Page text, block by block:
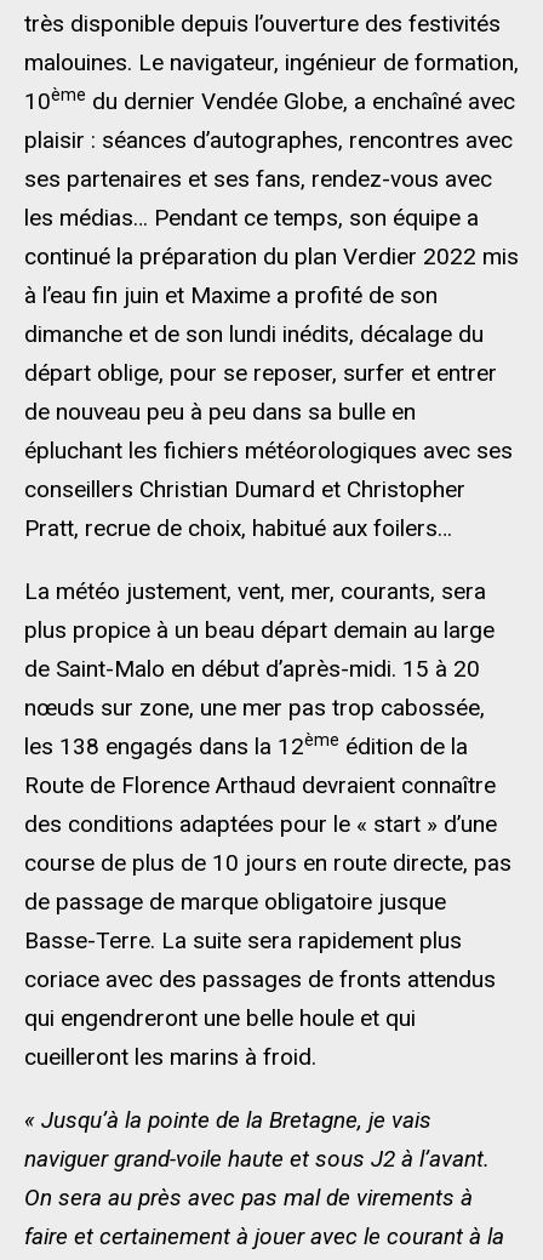
très disponible depuis l’ouverture des festivités
malouines. Le navigateur, ingénieur de formation,
10ème du dernier Vendée Globe, a enchaîné avec
plaisir : séances d’autographes, rencontres avec
ses partenaires et ses fans, rendez-vous avec
les médias… Pendant ce temps, son équipe a
continué la préparation du plan Verdier 2022 mis
à l’eau fin juin et Maxime a profité de son
dimanche et de son lundi inédits, décalage du
départ oblige, pour se reposer, surfer et entrer
de nouveau peu à peu dans sa bulle en
épluchant les fichiers météorologiques avec ses
conseillers Christian Dumard et Christopher
Pratt, recrue de choix, habitué aux foilers…
La météo justement, vent, mer, courants, sera
plus propice à un beau départ demain au large
de Saint-Malo en début d’après-midi. 15 à 20
nœuds sur zone, une mer pas trop cabossée,
les 138 engagés dans la 12ème édition de la
Route de Florence Arthaud devraient connaître
des conditions adaptées pour le « start » d’une
course de plus de 10 jours en route directe, pas
de passage de marque obligatoire jusque
Basse-Terre. La suite sera rapidement plus
coriace avec des passages de fronts attendus
qui engendreront une belle houle et qui
cueilleront les marins à froid.
« Jusqu’à la pointe de la Bretagne, je vais
naviguer grand-voile haute et sous J2 à l’avant.
On sera au près avec pas mal de virements à
faire et certainement à jouer avec le courant à la